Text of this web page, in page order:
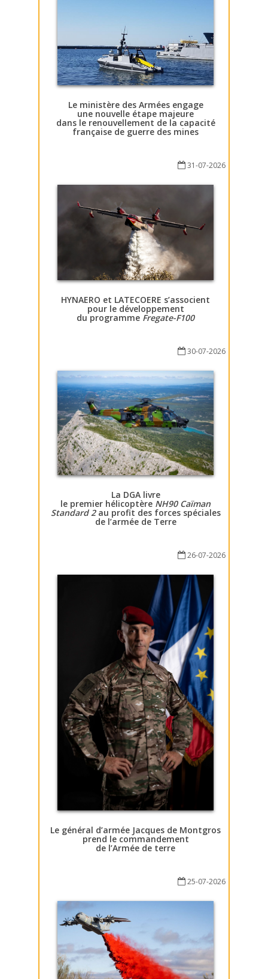
Le ministère des Armées engage
une nouvelle étape majeure
dans le renouvellement de la capacité
française de guerre des mines
31-07-2026
HYNAERO et LATECOERE s’associent
pour le développement
du programme Fregate-F100
30-07-2026
La DGA livre
le premier hélicoptère NH90 Caïman
Standard 2au profit des forces spéciales
de l’armée de Terre
26-07-2026
Le général d’armée Jacques de Montgros
prend le commandement
de l’Armée de terre
25-07-2026